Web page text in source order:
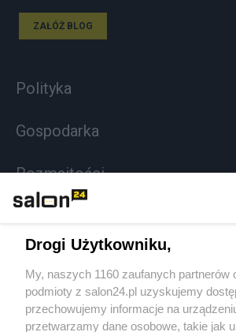
ZAŁÓŻ BLOG
Polityka
Gospodarka
Rozmaitości
Sport
Społeczeństwo
Drogi Użytkowniku,
My, naszych 1160 zaufanych partnerów
podmioty z salon24.pl uzyskujemy
przechowujemy informacje na
przetwarzamy dane osobowe, takie jak